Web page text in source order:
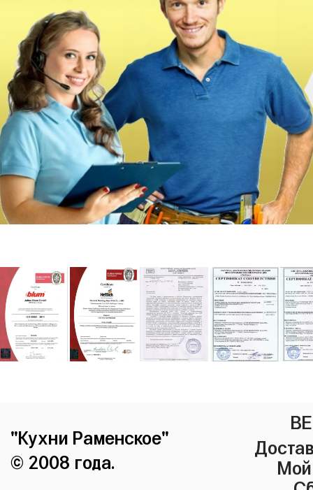
"Кухни Раменское"
© 2008 года.